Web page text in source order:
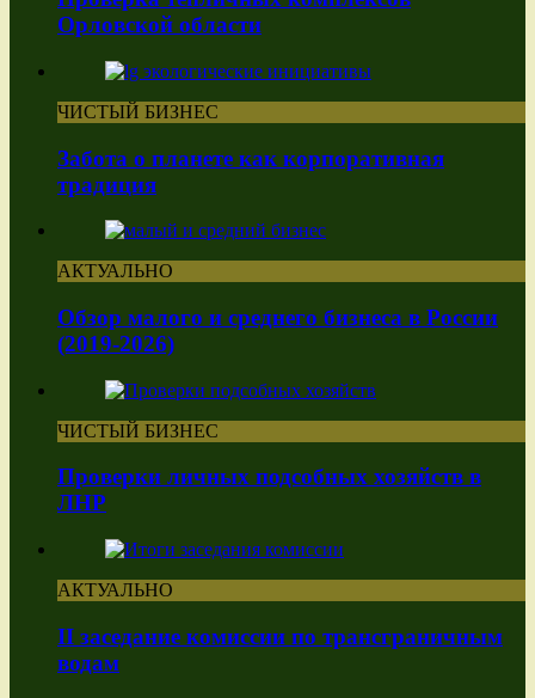
Орловской области
ЧИСТЫЙ БИЗНЕС
Забота о планете как корпоративная
традиция
АКТУАЛЬНО
Обзор малого и среднего бизнеса в России
(2019-2026)
ЧИСТЫЙ БИЗНЕС
Проверки личных подсобных хозяйств в
ЛНР
АКТУАЛЬНО
II заседание комиссии по трансграничным
водам